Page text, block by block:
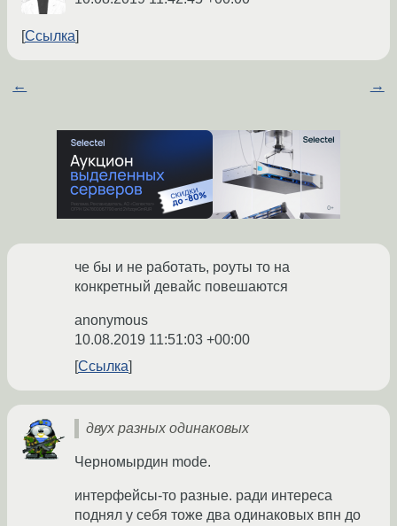
Ссылка
← →
че бы и не работать, роуты то на
конкретный девайс повешаются
anonymous
10.08.2019 11:51:03 +00:00
Ссылка
двух разных одинаковых
Черномырдин mode.
интерфейсы-то разные. ради интереса
поднял у себя тоже два одинаковых впн до